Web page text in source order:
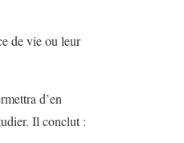
de vie ou leur
d’en
Il conclut :